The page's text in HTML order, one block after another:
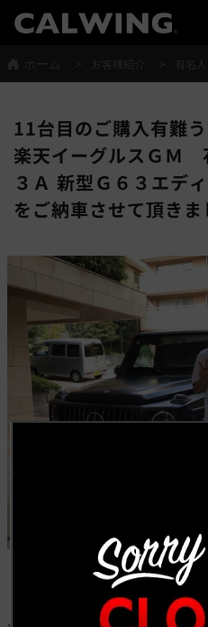
®
11台目のご購入有難
楽天イーグルスＧＭ
３Ａ 新型Ｇ６３エデ
をご納車させて頂きま